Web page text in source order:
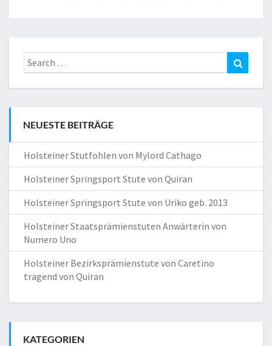
Search
for:
NEUESTE BEITRÄGE
Holsteiner Stutfohlen von Mylord Cathago
Holsteiner Springsport Stute von Quiran
Holsteiner Springsport Stute von Uriko geb. 2013
Holsteiner Staatsprämienstuten Anwärterin von
Numero Uno
Holsteiner Bezirksprämienstute von Caretino
tragend von Quiran
KATEGORIEN